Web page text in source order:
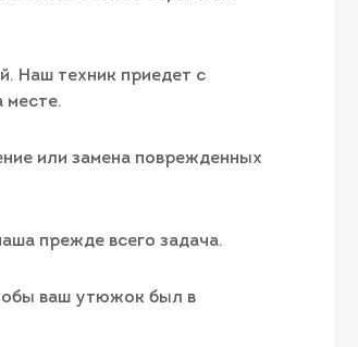
Наш техник приедет с
месте.
или замена поврежденных
прежде всего задача.
ваш утюжок был в